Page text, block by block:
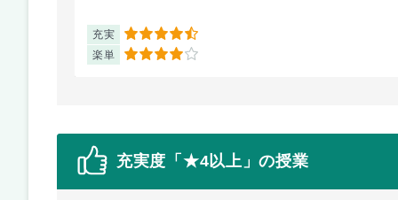
充実 4.5
楽単 4
充実度「★4以上」の授業